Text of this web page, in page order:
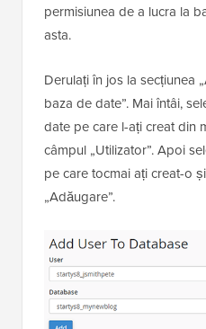
permisiunea de a lucra la
asta.
Derulați în jos la secțiunea
baza de date”. Mai întâi,
date pe care l-ați creat din
câmpul „Utilizator”. Apoi
pe care tocmai ați creat-o
„Adăugare”.